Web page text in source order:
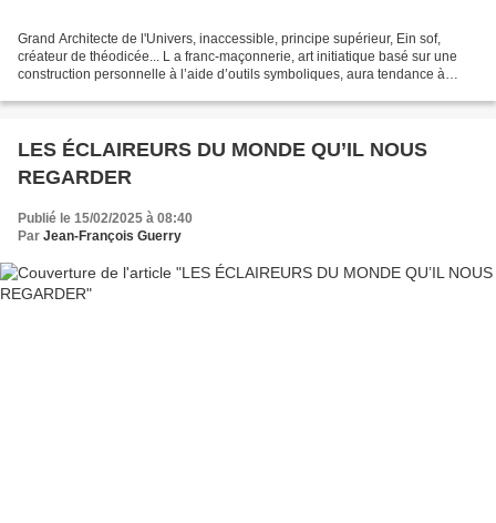
Grand Architecte de l'Univers, inaccessible, principe supérieur, Ein sof,
créateur de théodicée... L a franc-maçonnerie, art initiatique basé sur une
construction personnelle à l’aide d’outils symboliques, aura tendance à
LES ÉCLAIREURS DU MONDE QU’IL NOUS
REGARDER
Publié le 15/02/2025 à 08:40
Par Jean-François Guerry